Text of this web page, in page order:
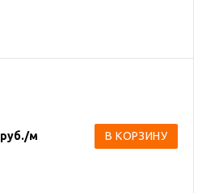
руб./м В КОРЗИНУ